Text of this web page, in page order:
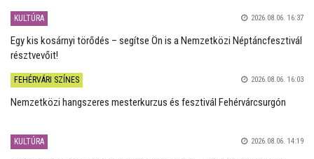
KULTÚRA 2026.08.06. 16:37
Egy kis kosárnyi törődés – segítse Ön is a Nemzetközi Néptáncfesztivál
résztvevőit!
FEHÉRVÁRI SZÍNES 2026.08.06. 16:03
Nemzetközi hangszeres mesterkurzus és fesztivál Fehérvárcsurgón
KULTÚRA 2026.08.06. 14:19